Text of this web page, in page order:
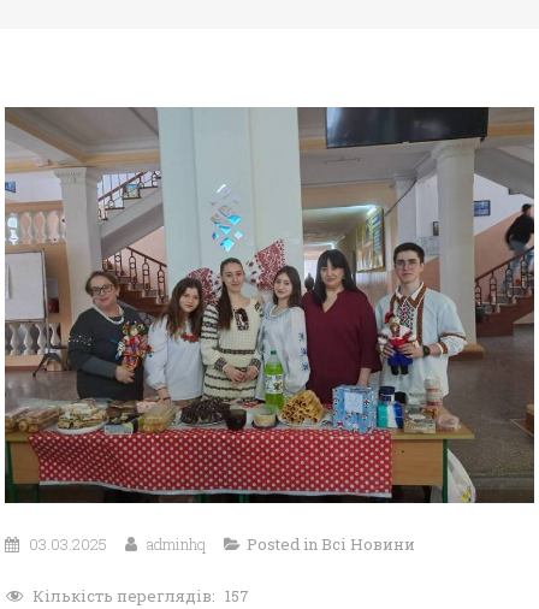
03.03.2025 adminhq Posted in Всі Новини
Кількість переглядів: 157